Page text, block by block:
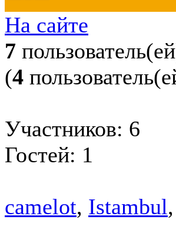
На сайте
7
(4
Участников: 6
Гостей: 1
camelot, Istambul,